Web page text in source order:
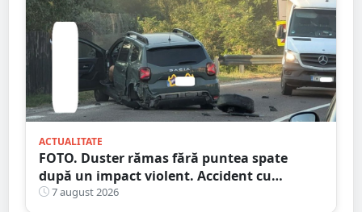
ACTUALITATE
FOTO. Duster rămas fără puntea spate
după un impact violent. Accident cu
implicarea unei mașini din Satu Mare
7 august 2026